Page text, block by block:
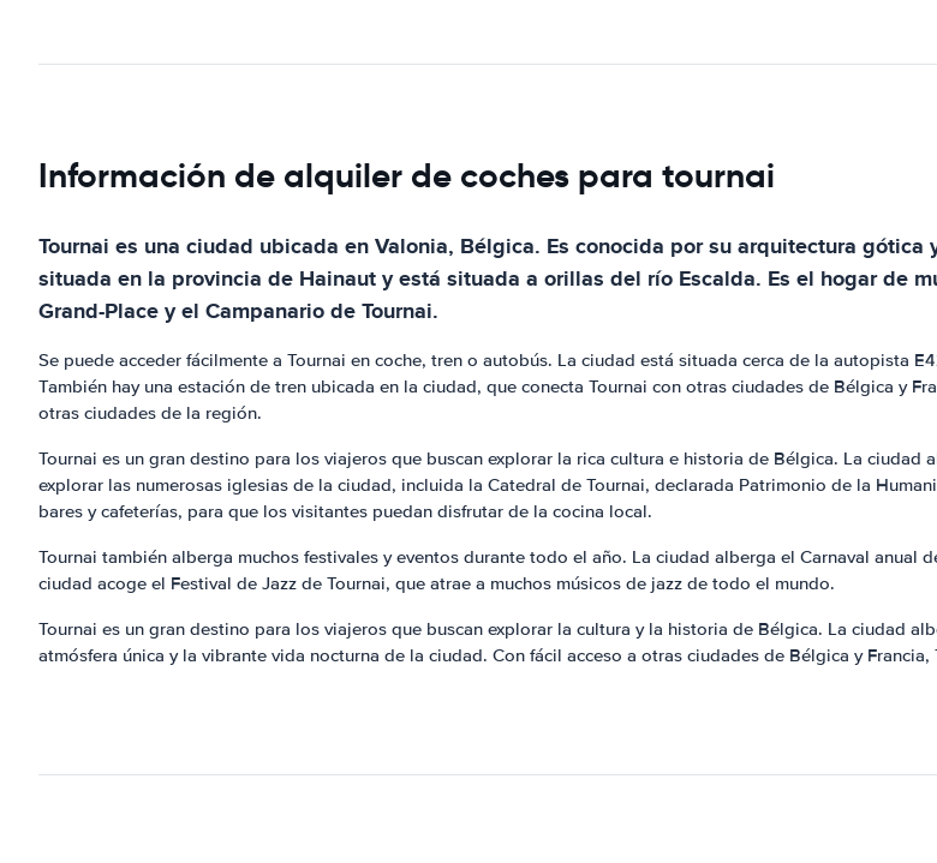
Información de alquiler de coches para tournai
Tournai es una ciudad ubicada en Valonia, Bélgica. Es conocida por su arquitectura
situada en la provincia de Hainaut y está situada a orillas del río Escalda. Es el hogar de
Grand-Place y el Campanario de Tournai.
Se puede acceder fácilmente a Tournai en coche, tren o autobús. La ciudad está situada cerca de la autopista
También hay una estación de tren ubicada en la ciudad, que conecta Tournai con otras ciudades de Bélgica y
otras ciudades de la región.
Tournai es un gran destino para los viajeros que buscan explorar la rica cultura e historia de Bélgica. La
explorar las numerosas iglesias de la ciudad, incluida la Catedral de Tournai, declarada Patrimonio de la
bares y cafeterías, para que los visitantes puedan disfrutar de la cocina local.
Tournai también alberga muchos festivales y eventos durante todo el año. La ciudad alberga el Carnaval anual
ciudad acoge el Festival de Jazz de Tournai, que atrae a muchos músicos de jazz de todo el mundo.
Tournai es un gran destino para los viajeros que buscan explorar la cultura y la historia de Bélgica. La ciudad
atmósfera única y la vibrante vida nocturna de la ciudad. Con fácil acceso a otras ciudades de Bélgica y